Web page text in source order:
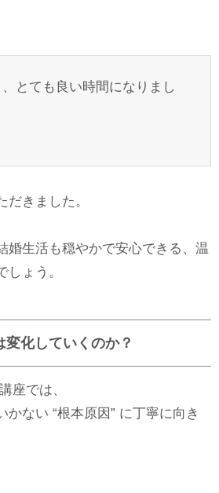
、とても良い時間になりまし
だきました。
婚生活も穏やかで安心できる、温
しょう。
化していくのか？
座では、
かない “根本原因” に丁寧に向き